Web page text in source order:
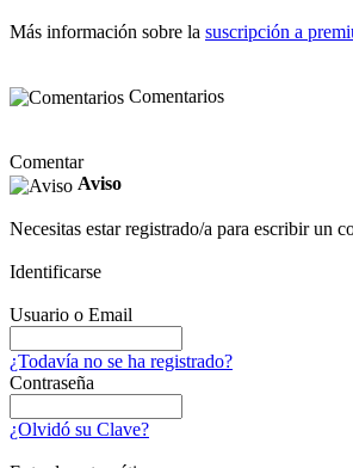
Más información sobre la suscripción a
Comentarios
Comentar
Aviso
Necesitas estar registrado/a para escribir un
Identificarse
Usuario o Email
¿Todavía no se ha registrado?
Contraseña
¿Olvidó su Clave?